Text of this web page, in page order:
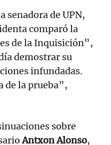
senadora de UPN,
comparó la
de la Inquisición”,
demostrar su
infundadas.
de la prueba”,
sobre
Antxon Alonso,